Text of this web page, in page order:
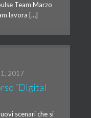
Team Marzo
lavora […]
2017
“Digital
scenari che si